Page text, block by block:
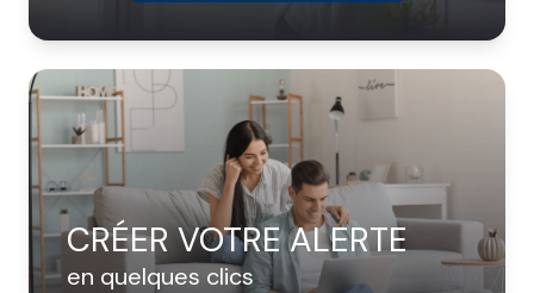
CRÉER VOTRE ALERTE
en quelques clics